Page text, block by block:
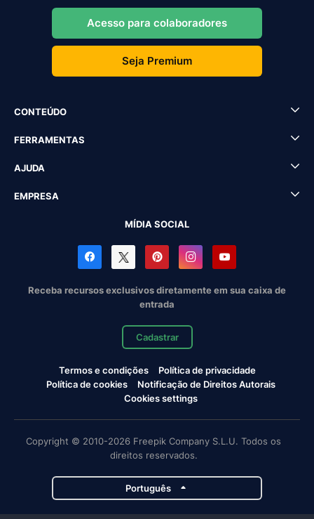
Acesso para colaboradores
Seja Premium
CONTEÚDO
FERRAMENTAS
AJUDA
EMPRESA
MÍDIA SOCIAL
Receba recursos exclusivos diretamente em sua caixa de
entrada
Cadastrar
Termos e condições
Política de privacidade
Política de cookies
Notificação de Direitos Autorais
Cookies settings
Copyright © 2010-2026 Freepik Company S.L.U. Todos os
direitos reservados.
Português